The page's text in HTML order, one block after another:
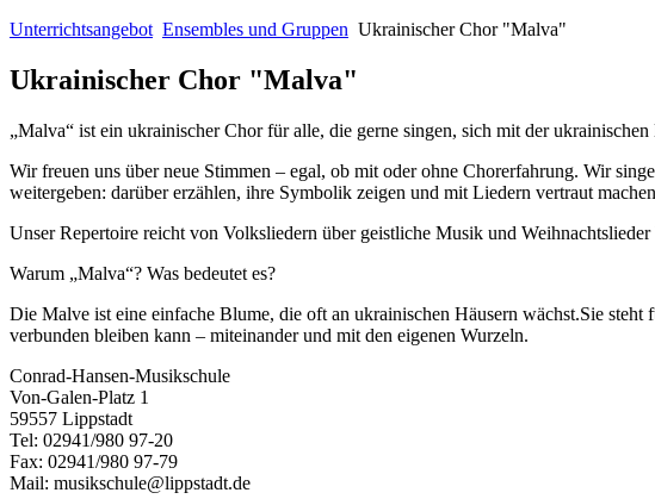
Unterrichtsangebot Ensembles und Gruppen Ukrainischer Chor "Malva"
Ukrainischer Chor "Malva"
„Malva“ ist ein ukrainischer Chor für alle, die gerne singen, sich mit der
Wir freuen uns über neue Stimmen – egal, ob mit oder ohne Chorerfahrung. Wir
weitergeben: darüber erzählen, ihre Symbolik zeigen und mit Liedern vertraut
Unser Repertoire reicht von Volksliedern über geistliche Musik und
Warum „Malva“? Was bedeutet es?
Die Malve ist eine einfache Blume, die oft an ukrainischen Häusern wächst.Sie
verbunden bleiben kann – miteinander und mit den eigenen Wurzeln.
Conrad-Hansen-Musikschule
Von-Galen-Platz 1
59557 Lippstadt
Tel: 02941/980 97-20
Fax: 02941/980 97-79
Mail: musikschule@lippstadt.de